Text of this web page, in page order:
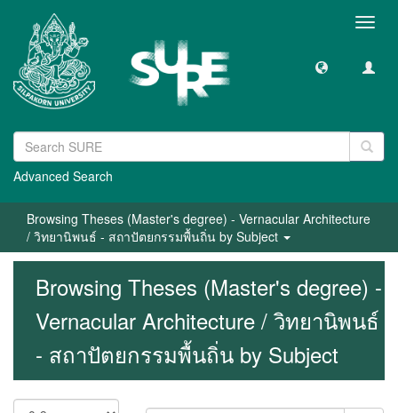
Advanced Search
Browsing Theses (Master's degree) - Vernacular Architecture
/ วิทยานิพนธ์ - สถาปัตยกรรมพื้นถิ่น by Subject
Browsing Theses (Master's degree) -
Vernacular Architecture / วิทยานิพนธ์
- สถาปัตยกรรมพื้นถิ่น by Subject